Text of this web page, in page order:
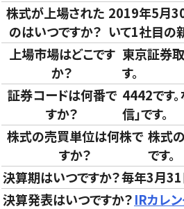
株式が上場された
のはいつですか？
2019年5月
いて1社目の
上場市場はどこです
か？
東京証券
す。
証券コードは何番で
すか？
4442です。
信」です。
株式の売買単位は何株で
すか？
株式
です。
決算期はいつですか？毎年3月31
決算発表はいつですか？IRカレ